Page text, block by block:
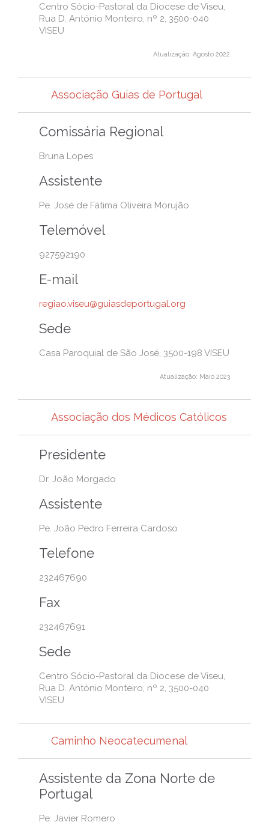
Centro Sócio-Pastoral da Diocese de Viseu,
Rua D. António Monteiro, nº 2, 3500-040
VISEU
Atualização: Agosto 2022
Associação Guias de Portugal
Comissária Regional
Bruna Lopes
Assistente
Pe. José de Fátima Oliveira Morujão
Telemóvel
927592190
E-mail
regiao.viseu@guiasdeportugal.org
Sede
Casa Paroquial de São José, 3500-198 VISEU
Atualização: Maio 2023
Associação dos Médicos Católicos
Presidente
Dr. João Morgado
Assistente
Pe. João Pedro Ferreira Cardoso
Telefone
232467690
Fax
232467691
Sede
Centro Sócio-Pastoral da Diocese de Viseu,
Rua D. António Monteiro, nº 2, 3500-040
VISEU
Caminho Neocatecumenal
Assistente da Zona Norte de
Portugal
Pe. Javier Romero